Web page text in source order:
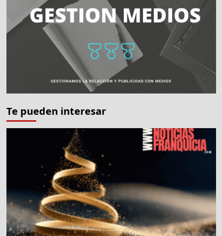
Te pueden interesar